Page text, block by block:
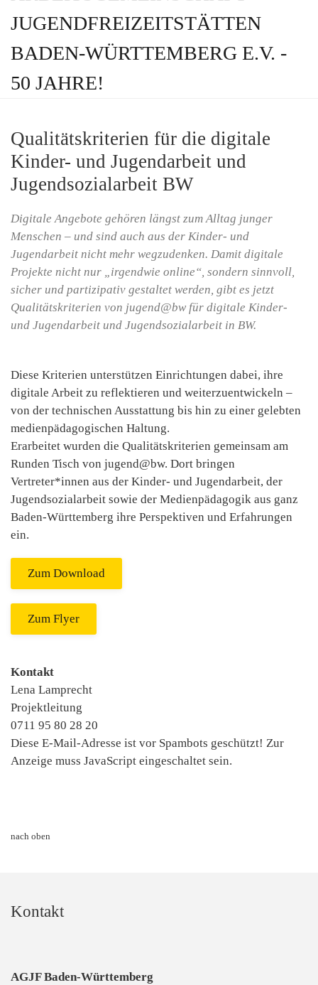
Qualitätskriterien für die digitale
Kinder- und Jugendarbeit und
Jugendsozialarbeit BW
Digitale Angebote gehören längst zum Alltag junger
Menschen – und sind auch aus der Kinder- und
Jugendarbeit nicht mehr wegzudenken. Damit digitale
Projekte nicht nur „irgendwie online“, sondern sinnvoll,
sicher und partizipativ gestaltet werden, gibt es jetzt
Qualitätskriterien von jugend@bw für digitale Kinder-
und Jugendarbeit und Jugendsozialarbeit in BW.
Diese Kriterien unterstützen Einrichtungen dabei, ihre
digitale Arbeit zu reflektieren und weiterzuentwickeln –
von der technischen Ausstattung bis hin zu einer gelebten
medienpädagogischen Haltung.
Erarbeitet wurden die Qualitätskriterien gemeinsam am
Runden Tisch von jugend@bw. Dort bringen
Vertreter*innen aus der Kinder- und Jugendarbeit, der
Jugendsozialarbeit sowie der Medienpädagogik aus ganz
Baden-Württemberg ihre Perspektiven und Erfahrungen
ein.
Zum Download
Zum Flyer
Kontakt
Lena Lamprecht
Projektleitung
0711 95 80 28 20
Diese E-Mail-Adresse ist vor Spambots geschützt! Zur
Anzeige muss JavaScript eingeschaltet sein.
nach oben
Kontakt
AGJF Baden-Württemberg